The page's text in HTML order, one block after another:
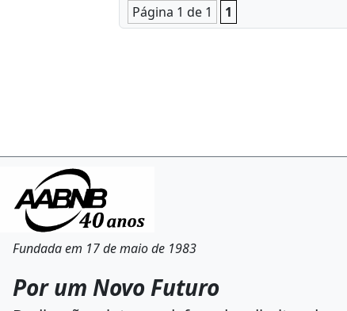
Página 1 de 1 1
Fundada em 17 de maio de 1983
Por um Novo Futuro